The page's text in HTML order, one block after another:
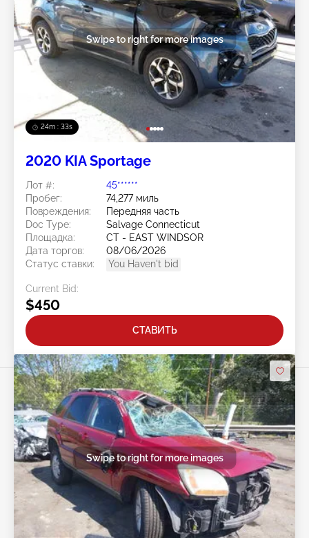
24m : 30s
Swipe to right for more images
2020 KIA Sportage
Лот #:
45******
Пробег:
74,277 миль
Повреждения:
Передняя часть
Doc Type:
Salvage Connecticut
Площадка:
CT - EAST WINDSOR
Дата торгов:
08/06/2026
Статус ставки:
You Haven't bid
Current Bid:
$450
СТАВИТЬ
Swipe to right for more images